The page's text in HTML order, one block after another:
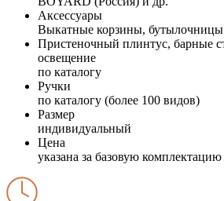
Аксессуары
Выкатные корзины,
Пристеночный плинтус, барные
освещение
по каталогу
Ручки
по каталогу (более 100 видов)
Размер
индивидуальный
Цена
указана за базовую комплектацию